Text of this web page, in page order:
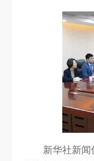
新华社新